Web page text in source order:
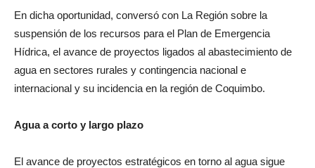
En dicha oportunidad, conversó con La Región sobre la
suspensión de los recursos para el Plan de Emergencia
Hídrica, el avance de proyectos ligados al abastecimiento de
agua en sectores rurales y contingencia nacional e
internacional y su incidencia en la región de Coquimbo.
Agua a corto y largo plazo
El avance de proyectos estratégicos en torno al agua sigue